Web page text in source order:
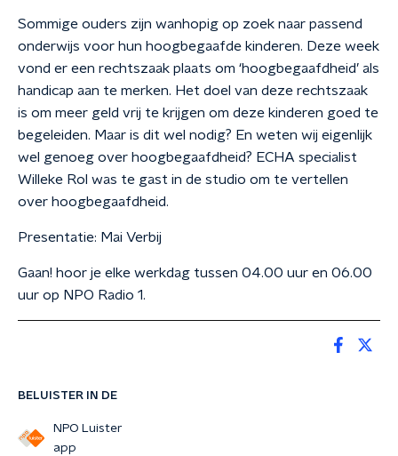
BELUISTER IN DE
NPO Luister
app
Sommige ouders zijn wanhopig op zoek naar passend
onderwijs voor hun hoogbegaafde kinderen. Deze week
vond er een rechtszaak plaats om ‘hoogbegaafdheid’ als
handicap aan te merken. Het doel van deze rechtszaak
is om meer geld vrij te krijgen om deze kinderen goed te
begeleiden. Maar is dit wel nodig? En weten wij eigenlijk
wel genoeg over hoogbegaafdheid? ECHA specialist
Willeke Rol was te gast in de studio om te vertellen
over hoogbegaafdheid.
Presentatie: Mai Verbij
Gaan! hoor je elke werkdag tussen 04.00 uur en 06.00
uur op NPO Radio 1.